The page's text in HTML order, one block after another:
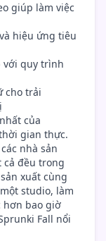
giúp làm việc
hiệu ứng tiêu
với quy trình
cho trải
của
gian thực.
nhà sản
đều trong
xuất cùng
studio, làm
hơn bao giờ
Fall nổi